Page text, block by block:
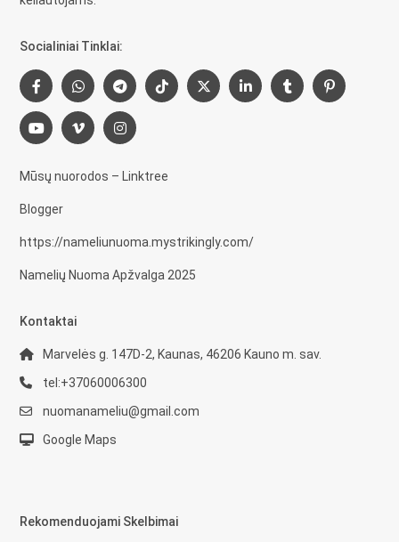
Socialiniai Tinklai:
Mūsų nuorodos – Linktree
Blogger
https://nameliunuoma.mystrikingly.com/
Namelių Nuoma Apžvalga 2025
Kontaktai
Marvelės g. 147D-2, Kaunas, 46206 Kauno m. sav.
tel:+37060006300
nuomanameliu@gmail.com
Google Maps
Rekomenduojami Skelbimai